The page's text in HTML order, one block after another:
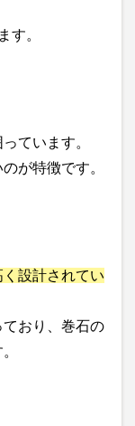
す。
ています。
が特徴です。
く設計されてい
おり、巻石の